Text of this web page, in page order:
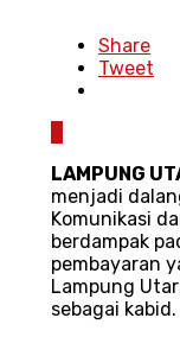
Share
Tweet
LAMPUNG
menjadi
Komunikasi
berdampak
pembayaran
Lampung
sebagai kabid.